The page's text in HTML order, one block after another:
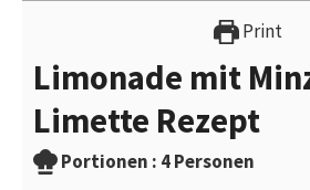
Print
Limonade mit
Limette Rezept
Portionen
Portionen : 4Personen